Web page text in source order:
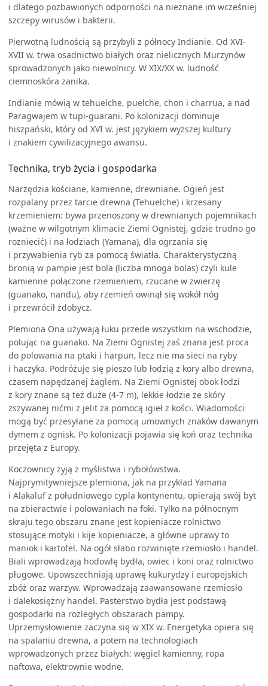
i dlatego pozbawionych odporności na nieznane im wcześniej
szczepy wirusów i bakterii.
Pierwotną ludnością są przybyli z północy Indianie. Od XVI-
XVII w. trwa osadnictwo białych oraz nielicznych Murzynów
sprowadzonych jako niewolnicy. W XIX/XX w. ludność
ciemnoskóra zanika.
Indianie mówią w tehuelche, puelche, chon i charrua, a nad
Paragwajem w tupi-guarani. Po kolonizacji dominuje
hiszpański, który od XVI w. jest językiem wyższej kultury
i znakiem cywilizacyjnego awansu.
Technika, tryb życia i gospodarka
Narzędzia kościane, kamienne, drewniane. Ogień jest
rozpalany przez tarcie drewna (Tehuelche) i krzesany
krzemieniem: bywa przenoszony w drewnianych pojemnikach
(ważne w wilgotnym klimacie Ziemi Ognistej, gdzie trudno go
rozniecić) i na łodziach (Yamana), dla ogrzania się
i przywabienia ryb za pomocą światła. Charakterystyczną
bronią w pampie jest bola (liczba mnoga bolas) czyli kule
kamienne połączone rzemieniem, rzucane w zwierzę
(guanako, nandu), aby rzemień owinął się wokół nóg
i przewrócił zdobycz.
Plemiona Ona używają łuku przede wszystkim na wschodzie,
polując na guanako. Na Ziemi Ognistej zaś znana jest proca
do polowania na ptaki i harpun, lecz nie ma sieci na ryby
i haczyka. Podróżuje się pieszo lub łodzią z kory albo drewna,
czasem napędzanej żaglem. Na Ziemi Ognistej obok łodzi
z kory znane są też duże (4-7 m), lekkie łodzie ze skóry
zszywanej nićmi z jelit za pomocą igieł z kości. Wiadomości
mogą być przesyłane za pomocą umownych znaków dawanym
dymem z ognisk. Po kolonizacji pojawia się koń oraz technika
przejęta z Europy.
Koczownicy żyją z myślistwa i rybołówstwa.
Najprymitywniejsze plemiona, jak na przykład Yamana
i Alakaluf z południowego cypla kontynentu, opierają swój byt
na zbieractwie i polowaniach na foki. Tylko na północnym
skraju tego obszaru znane jest kopieniacze rolnictwo
stosujące motyki i kije kopieniacze, a główne uprawy to
maniok i kartofel. Na ogół słabo rozwinięte rzemiosło i handel.
Biali wprowadzają hodowlę bydła, owiec i koni oraz rolnictwo
pługowe. Upowszechniają uprawę kukurydzy i europejskich
zbóż oraz warzyw. Wprowadzają zaawansowane rzemiosło
i dalekosiężny handel. Pasterstwo bydła jest podstawą
gospodarki na rozległych obszarach pampy.
Uprzemysłowienie zaczyna się w XIX w. Energetyka opiera się
na spalaniu drewna, a potem na technologiach
wprowadzonych przez białych: węgiel kamienny, ropa
naftowa, elektrownie wodne.